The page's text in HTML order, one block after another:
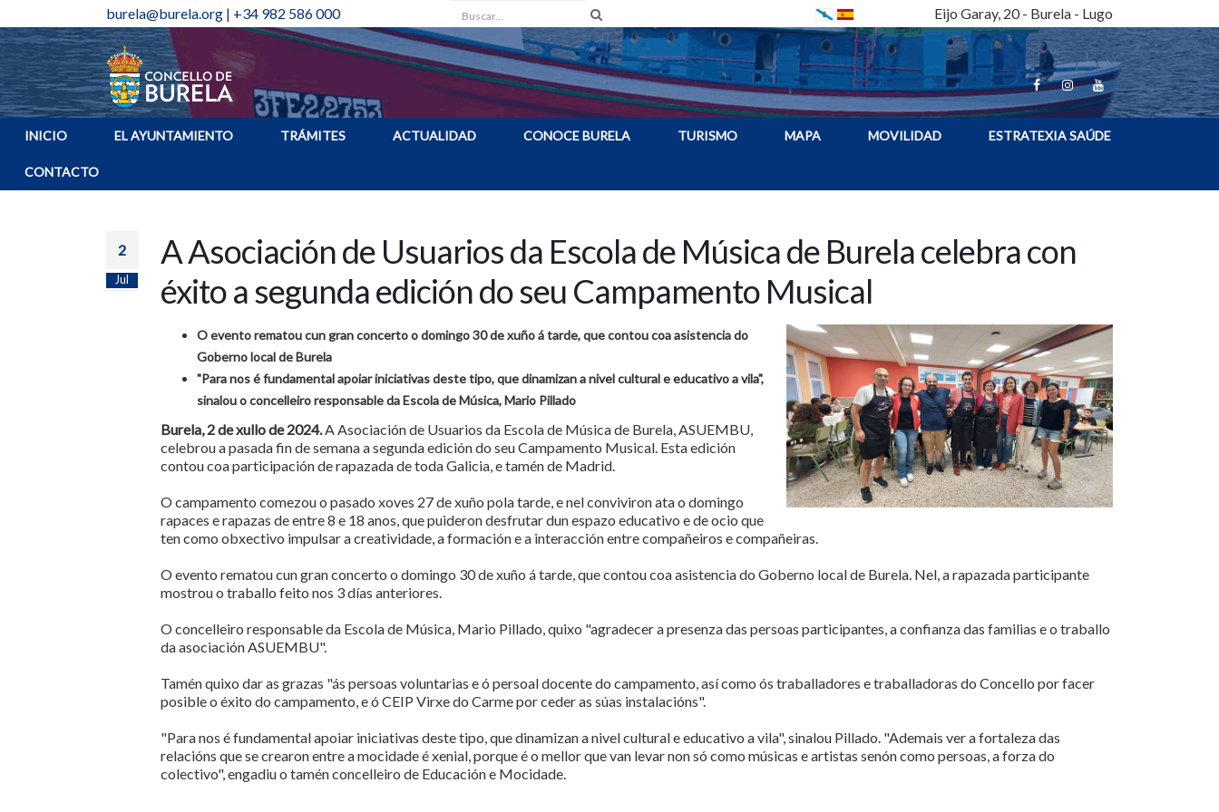
burela@burela.org | +34 982 586 000 Buscar Eijo Garay, 20 - Burela - Lugo
INICIO EL AYUNTAMIENTO TRÁMITES ACTUALIDAD CONOCE BURELA TURISMO MAPA MOVILIDAD ESTRATEXIA SAÚDE
CONTACTO
2
Jul
A Asociación de Usuarios da Escola de Música de Burela celebra con
éxito a segunda edición do seu Campamento Musical
O evento rematou cun gran concerto o domingo 30 de xuño á tarde, que contou coa asistencia do
Goberno local de Burela
"Para nos é fundamental apoiar iniciativas deste tipo, que dinamizan a nivel cultural e educativo a vila",
sinalou o concelleiro responsable da Escola de Música, Mario Pillado
Burela, 2 de xullo de 2024.A Asociación de Usuarios da Escola de Música de Burela, ASUEMBU,
celebrou a pasada fin de semana a segunda edición do seu Campamento Musical. Esta edición
contou coa participación de rapazada de toda Galicia, e tamén de Madrid.
O campamento comezou o pasado xoves 27 de xuño pola tarde, e nel conviviron ata o domingo
rapaces e rapazas de entre 8 e 18 anos, que puideron desfrutar dun espazo educativo e de ocio que
ten como obxectivo impulsar a creatividade, a formación e a interacción entre compañeiros e compañeiras.
O evento rematou cun gran concerto o domingo 30 de xuño á tarde, que contou coa asistencia do Goberno local de Burela. Nel, a rapazada participante
mostrou o traballo feito nos 3 días anteriores.
O concelleiro responsable da Escola de Música, Mario Pillado, quixo "agradecer a presenza das persoas participantes, a confianza das familias e o traballo
da asociación ASUEMBU".
Tamén quixo dar as grazas "ás persoas voluntarias e ó persoal docente do campamento, así como ós traballadores e traballadoras do Concello por facer
posible o éxito do campamento, e ó CEIP Virxe do Carme por ceder as súas instalacións".
"Para nos é fundamental apoiar iniciativas deste tipo, que dinamizan a nivel cultural e educativo a vila", sinalou Pillado. "Ademais ver a fortaleza das
relacións que se crearon entre a mocidade é xenial, porque é o mellor que van levar non só como músicas e artistas senón como persoas, a forza do
colectivo", engadiu o tamén concelleiro de Educación e Mocidade.